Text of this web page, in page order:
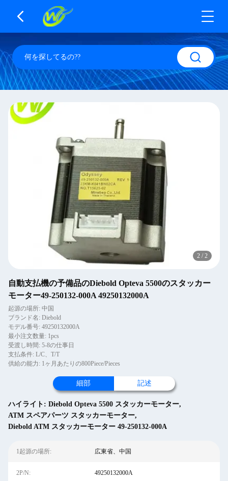
2 / 2
自動支払機の予備品のDiebold Opteva 5500のスタッカー
モーター49-250132-000A 49250132000A
起源の場所: 中国
ブランド名: Diebold
モデル番号: 49250132000A
最小注文数量: 1pcs
受渡し時間: 5-8の仕事日
支払条件: L/C、T/T
供給の能力: 1ヶ月あたりの800Piece/Pieces
細部 記述
ハイライト: Diebold Opteva 5500 スタッカーモーター,
ATM スペアパーツ スタッカーモーター,
Diebold ATM スタッカーモーター 49-250132-000A
1起源の場所: 広東省、中国
2P/N: 49250132000A